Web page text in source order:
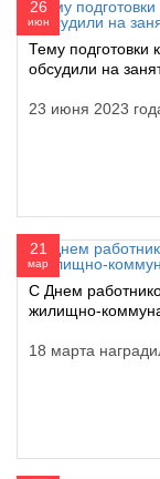
26
июн
Тему подготовки
обсудили на
23 июня 2023
21
мар
С Днем
жилищно-
18 марта